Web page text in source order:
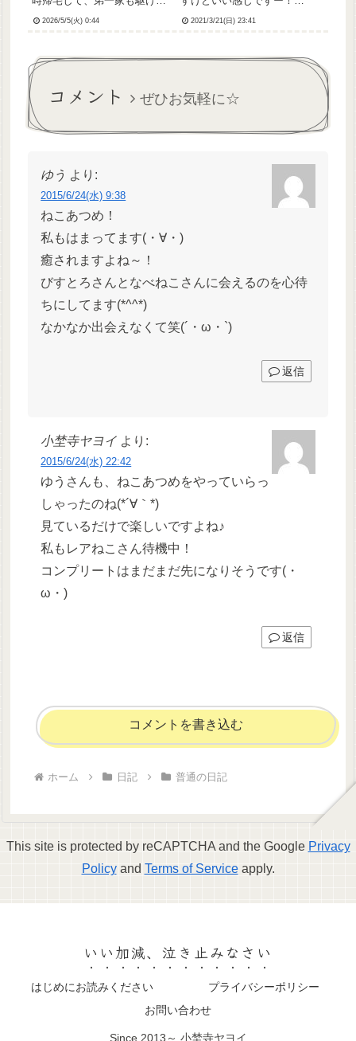
🎊✨じいちゃん楽しそうにし
っ子ちゃんとビーズでブレス
レット作って遊んだん...
2026/5/5(火) 0:44
て名前の通り、まかろんみた
質とかに特にこだわりはない
2021/3/21(日) 23:41
コメント ぜひお気軽に☆
ゆう より:
2015/6/24(水) 9:38
ねこあつめ！
私もはまってます(・∀・)
癒されますよね～！
びすとろさんとなべねこさんに会えるのを心待
ちにしてます(*^^*)
なかなか出会えなくて笑(´・ω・`)
返信
小埜寺ヤヨイ より:
2015/6/24(水) 22:42
ゆうさんも、ねこあつめをやっていらっ
しゃったのね(*´∀｀*)
見ているだけで楽しいですよね♪
私もレアねこさん待機中！
コンプリートはまだまだ先になりそうです(・
ω・)
返信
コメントを書き込む
ホーム 日記 普通の日記
This site is protected by reCAPTCHA and the Google Privacy
Policyand Terms of Serviceapply.
いい加減、泣き止みなさい
はじめにお読みください
プライバシーポリシー
お問い合わせ
Since 2013～ 小埜寺ヤヨイ